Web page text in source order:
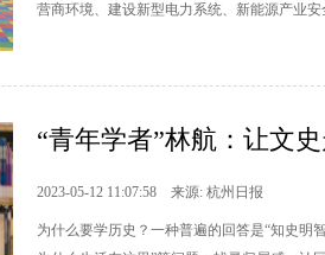
营商环境、建设新型电力系统、新能源产业
“青年学者”林航：让文
2023-05-12 11:07:58 来源: 杭州日报
为什么要学历史？一种普遍的回答是“知史明